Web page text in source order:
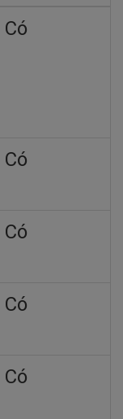
Có
Có
Có
Có
Có